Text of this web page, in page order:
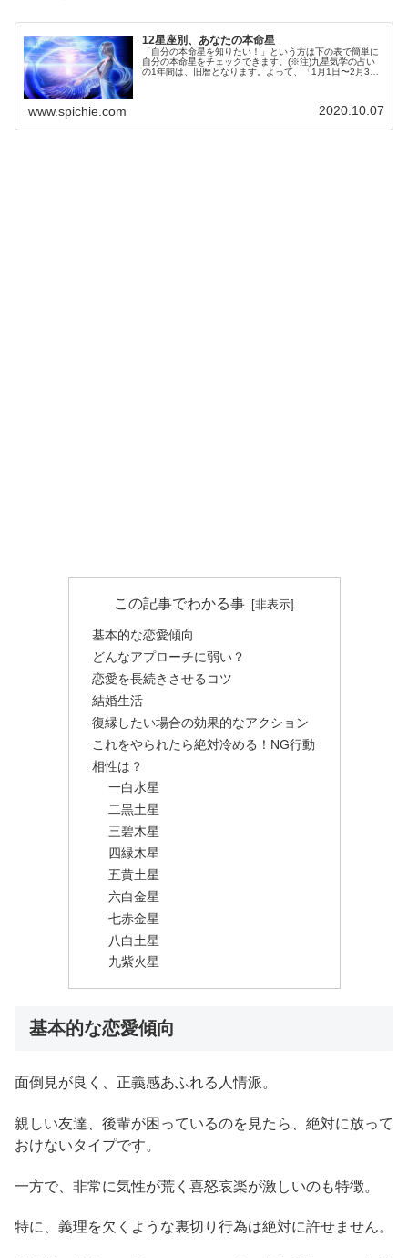
12星座別、あなたの本命星
「自分の本命星を知りたい！」という方は下の表で簡単に
自分の本命星をチェックできます。(※注)九星気学の占い
の1年間は、旧暦となります。よって、「1月1日〜2月3
www.spichie.com 2020.10.07
この記事でわかる事
基本的な恋愛傾向
どんなアプローチに弱い？
恋愛を長続きさせるコツ
結婚生活
復縁したい場合の効果的なアクション
これをやられたら絶対冷める！NG行動
相性は？
一白水星
二黒土星
三碧木星
四緑木星
五黄土星
六白金星
七赤金星
八白土星
九紫火星
基本的な恋愛傾向
面倒見が良く、正義感あふれる人情派。
親しい友達、後輩が困っているのを見たら、絶対に放って
おけないタイプです。
一方で、非常に気性が荒く喜怒哀楽が激しいのも特徴。
特に、義理を欠くような裏切り行為は絶対に許せません。